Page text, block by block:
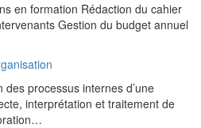
en formation Rédaction du cahier
Gestion du budget annuel
processus internes d’une
interprétation et traitement de